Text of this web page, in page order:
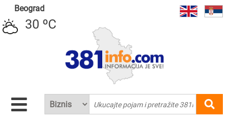
Beograd
30 ºC